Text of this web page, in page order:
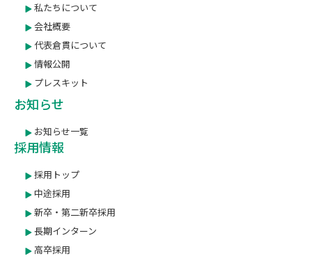
私たちについて
会社概要
代表倉貫について
情報公開
プレスキット
お知らせ
お知らせ一覧
採用情報
採用トップ
中途採用
新卒・第二新卒採用
長期インターン
高卒採用